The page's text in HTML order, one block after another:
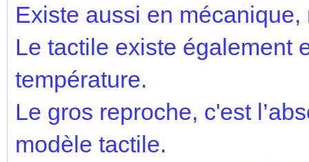
Existe aussi en
Le tactile existe également
température.
Le gros reproche, c'est
modèle tactile.